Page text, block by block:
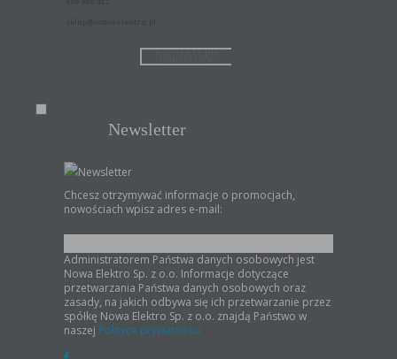
Newsletter
Newsletter
Chcesz otrzymywać informacje o promocjach,
nowościach wpisz adres e-mail:
Administratorem Państwa danych osobowych jest
Nowa Elektro Sp. z o.o. Informacje dotyczące
przetwarzania Państwa danych osobowych oraz
zasady, na jakich odbywa się ich przetwarzanie przez
spółkę Nowa Elektro Sp. z o.o. znajdą Państwo w
naszej Polityce prywatności